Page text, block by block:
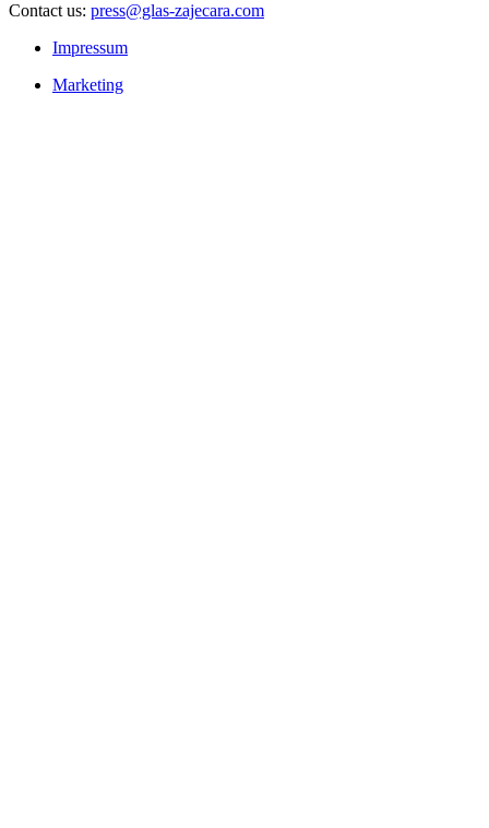
Contact us: press@glas-zajecara.com
Impressum
Marketing